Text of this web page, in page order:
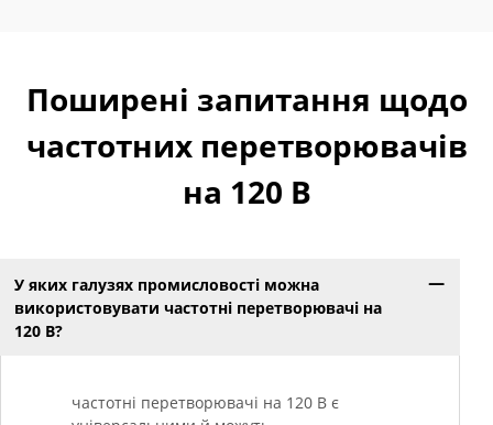
Поширені запитання щодо
частотних перетворювачів
на 120 В
У яких галузях промисловості можна
використовувати частотні перетворювачі на
120 В?
частотні перетворювачі на 120 В є